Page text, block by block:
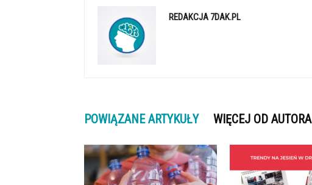
REDAKCJA 7DAK.PL
POWIĄZANE ARTYKUŁY WIĘCEJ OD AUTORA